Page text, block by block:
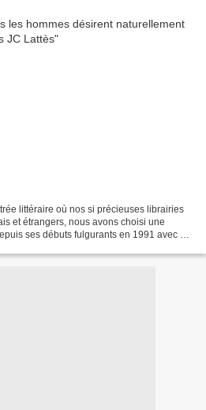
littéraire où nos si précieuses librairies
et étrangers, nous avons choisi une
ses débuts fulgurants en 1991 avec La